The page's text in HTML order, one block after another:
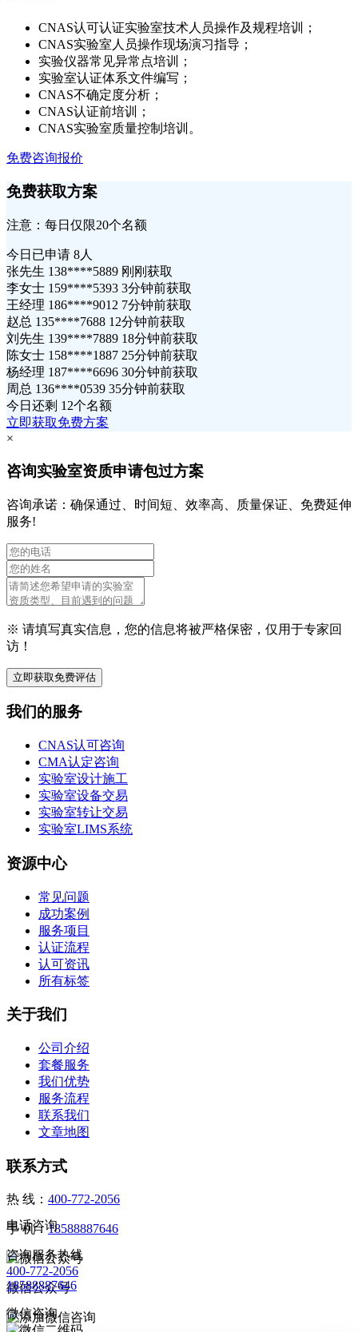
CNAS认可认证实验室技术人员操作及规程培训；
CNAS实验室人员操作现场演习指导；
实验仪器常见异常点培训；
实验室认证体系文件编写；
CNAS不确定度分析；
CNAS认证前培训；
CNAS实验室质量控制培训。
免费咨询报价
免费获取方案
注意：每日仅限20个名额
今日已申请 8人
张先生 138****5889 刚刚获取
李女士 159****5393 3分钟前获取
王经理 186****9012 7分钟前获取
赵总 135****7688 12分钟前获取
刘先生 139****7889 18分钟前获取
陈女士 158****1887 25分钟前获取
杨经理 187****6696 30分钟前获取
周总 136****0539 35分钟前获取
今日还剩 12个名额
立即获取免费方案
×
咨询实验室资质申请包过方案
咨询承诺：确保通过、时间短、效率高、质量保证、免费延伸
服务!
※ 请填写真实信息，您的信息将被严格保密，仅用于专家回
访！
立即获取免费评估
我们的服务
CNAS认可咨询
CMA认定咨询
实验室设计施工
实验室设备交易
实验室转让交易
实验室LIMS系统
资源中心
常见问题
成功案例
服务项目
认证流程
认可资讯
所有标签
关于我们
公司介绍
套餐服务
我们优势
服务流程
联系我们
文章地图
联系方式
热 线： 400-772-2056
手 机：18588887646
微信公众号
电话咨询
咨询服务热线
400-772-2056
18588887646
微信咨询